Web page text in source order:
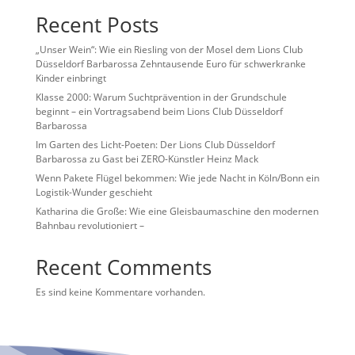
Recent Posts
„Unser Wein“: Wie ein Riesling von der Mosel dem Lions Club
Düsseldorf Barbarossa Zehntausende Euro für schwerkranke
Kinder einbringt
Klasse 2000: Warum Suchtprävention in der Grundschule
beginnt – ein Vortragsabend beim Lions Club Düsseldorf
Barbarossa
Im Garten des Licht-Poeten: Der Lions Club Düsseldorf
Barbarossa zu Gast bei ZERO-Künstler Heinz Mack
Wenn Pakete Flügel bekommen: Wie jede Nacht in Köln/Bonn ein
Logistik-Wunder geschieht
Katharina die Große: Wie eine Gleisbaumaschine den modernen
Bahnbau revolutioniert –
Recent Comments
Es sind keine Kommentare vorhanden.